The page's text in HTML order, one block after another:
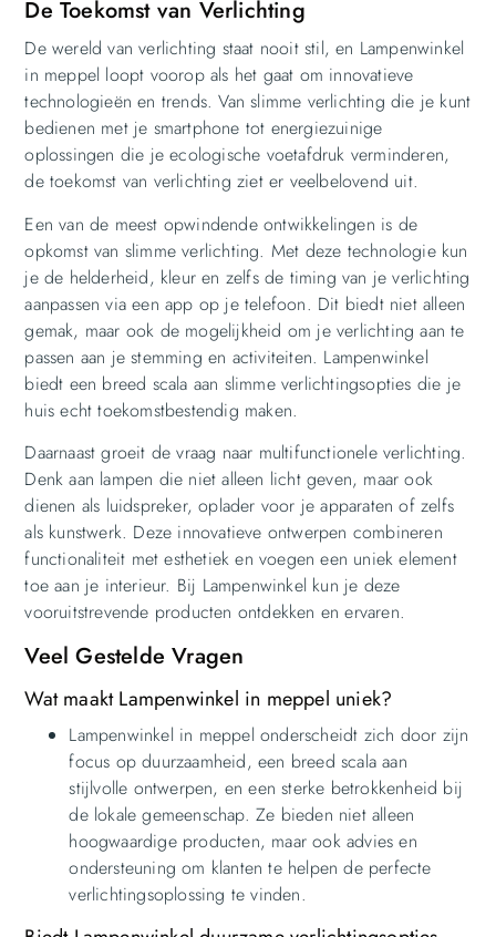
De Toekomst van Verlichting
De wereld van verlichting staat nooit stil, en Lampenwinkel
in meppel loopt voorop als het gaat om innovatieve
technologieën en trends. Van slimme verlichting die je kunt
bedienen met je smartphone tot energiezuinige
oplossingen die je ecologische voetafdruk verminderen,
de toekomst van verlichting ziet er veelbelovend uit.
Een van de meest opwindende ontwikkelingen is de
opkomst van slimme verlichting. Met deze technologie kun
je de helderheid, kleur en zelfs de timing van je verlichting
aanpassen via een app op je telefoon. Dit biedt niet alleen
gemak, maar ook de mogelijkheid om je verlichting aan te
passen aan je stemming en activiteiten. Lampenwinkel
biedt een breed scala aan slimme verlichtingsopties die je
huis echt toekomstbestendig maken.
Daarnaast groeit de vraag naar multifunctionele verlichting.
Denk aan lampen die niet alleen licht geven, maar ook
dienen als luidspreker, oplader voor je apparaten of zelfs
als kunstwerk. Deze innovatieve ontwerpen combineren
functionaliteit met esthetiek en voegen een uniek element
toe aan je interieur. Bij Lampenwinkel kun je deze
vooruitstrevende producten ontdekken en ervaren.
Veel Gestelde Vragen
Wat maakt Lampenwinkel in meppel uniek?
Lampenwinkel in meppel onderscheidt zich door zijn
focus op duurzaamheid, een breed scala aan
stijlvolle ontwerpen, en een sterke betrokkenheid bij
de lokale gemeenschap. Ze bieden niet alleen
hoogwaardige producten, maar ook advies en
ondersteuning om klanten te helpen de perfecte
verlichtingsoplossing te vinden.